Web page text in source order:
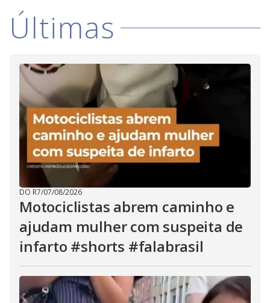
i
d
e
o
Últimas
DO R7/07/08/2026
Motociclistas abrem caminho e
ajudam mulher com suspeita de
infarto #shorts #falabrasil